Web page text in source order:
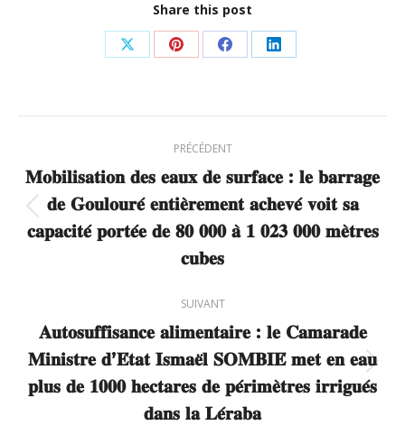
Share this post
Partager
X
Partager
Pinterest
Partager
Facebook
Partager
LinkedIn
article
PRÉCÉDENT
Article
précédent
:
𝐌𝐨𝐛𝐢𝐥𝐢𝐬𝐚𝐭𝐢𝐨𝐧 𝐝𝐞𝐬 𝐞𝐚𝐮𝐱 𝐝𝐞 𝐬𝐮𝐫𝐟𝐚𝐜𝐞 : 𝐥𝐞 𝐛𝐚𝐫𝐫𝐚𝐠𝐞
𝐝𝐞 𝐆𝐨𝐮𝐥𝐨𝐮𝐫𝐞́ 𝐞𝐧𝐭𝐢𝐞̀𝐫𝐞𝐦𝐞𝐧𝐭 𝐚𝐜𝐡𝐞𝐯𝐞́ 𝐯𝐨𝐢𝐭 𝐬𝐚
𝐜𝐚𝐩𝐚𝐜𝐢𝐭𝐞́ 𝐩𝐨𝐫𝐭𝐞́𝐞 𝐝𝐞 𝟖𝟎 𝟎𝟎𝟎 𝐚̀ 𝟏 𝟎𝟐𝟑 𝟎𝟎𝟎 𝐦𝐞̀𝐭𝐫𝐞𝐬
𝐜𝐮𝐛𝐞𝐬
SUIVANT
Article
suivant
𝐀𝐮𝐭𝐨𝐬𝐮𝐟𝐟𝐢𝐬𝐚𝐧𝐜𝐞 𝐚𝐥𝐢𝐦𝐞𝐧𝐭𝐚𝐢𝐫𝐞 : 𝐥𝐞 𝐂𝐚𝐦𝐚𝐫𝐚𝐝𝐞
𝐌𝐢𝐧𝐢𝐬𝐭𝐫𝐞 𝐝’𝐄́𝐭𝐚𝐭 𝐈𝐬𝐦𝐚𝐞̈𝐥 𝐒𝐎𝐌𝐁𝐈𝐄́ 𝐦𝐞𝐭 𝐞𝐧 𝐞𝐚𝐮
𝐩𝐥𝐮𝐬 𝐝𝐞 𝟏𝟎𝟎𝟎 𝐡𝐞𝐜𝐭𝐚𝐫𝐞𝐬 𝐝𝐞 𝐩𝐞́𝐫𝐢𝐦𝐞̀𝐭𝐫𝐞𝐬 𝐢𝐫𝐫𝐢𝐠𝐮𝐞́𝐬
𝐝𝐚𝐧𝐬 𝐥𝐚 𝐋𝐞́𝐫𝐚𝐛𝐚